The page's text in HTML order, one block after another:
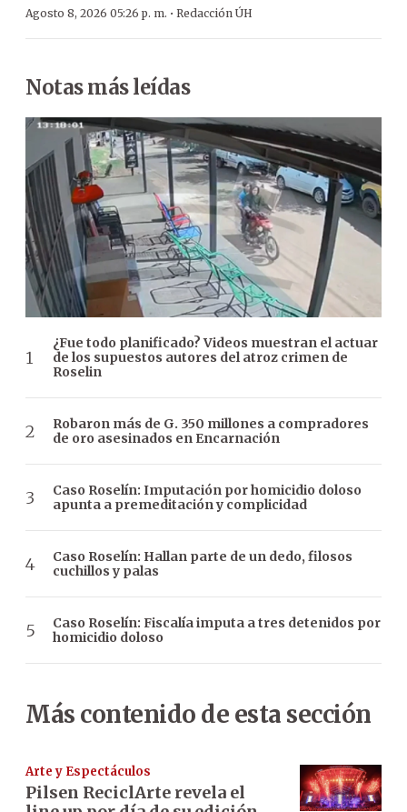
Agosto 8, 2026 05:26 p. m. · Redacción ÚH
Notas más leídas
¿Fue todo planificado? Videos muestran el actuar
de los supuestos autores del atroz crimen de
Roselin
Robaron más de G. 350 millones a compradores
de oro asesinados en Encarnación
Caso Roselín: Imputación por homicidio doloso
apunta a premeditación y complicidad
Caso Roselín: Hallan parte de un dedo, filosos
cuchillos y palas
Caso Roselín: Fiscalía imputa a tres detenidos por
homicidio doloso
Más contenido de esta sección
Arte y Espectáculos
Pilsen ReciclArte revela el